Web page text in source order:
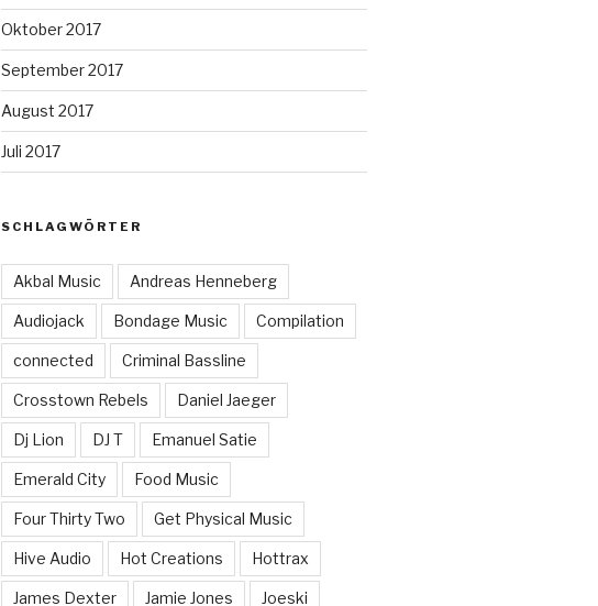
Oktober 2017
September 2017
August 2017
Juli 2017
SCHLAGWÖRTER
Akbal Music Andreas Henneberg
Audiojack Bondage Music Compilation
connected Criminal Bassline
Crosstown Rebels Daniel Jaeger
Dj Lion DJ T Emanuel Satie
Emerald City Food Music
Four Thirty Two Get Physical Music
Hive Audio Hot Creations Hottrax
James Dexter Jamie Jones Joeski